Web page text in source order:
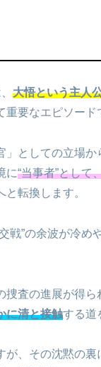
大悟という主人
重要なエピソード
」としての立場か
に“当事者”として
と転換します。
戦”の余波が冷め
捜査の進展が得
に清と接触する道
が、その沈黙の裏